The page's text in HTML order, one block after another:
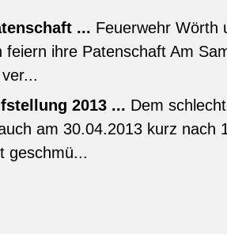
... Feuerwehr Wörth
feiern ihre Patenschaft Am
2013 ... Dem
am 30.04.2013 kurz nach
geschmü...